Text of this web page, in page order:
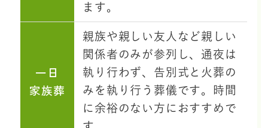
ます。
一日
家族葬
親族や親しい友人など親しい
関係者のみが参列し、通夜は
執り行わず、告別式と火葬の
みを執り行う葬儀です。時間
に余裕のない方におすすめで
す。